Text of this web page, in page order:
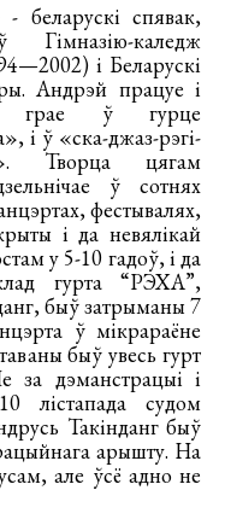
спявак,
каледж
і Беларускі
Андрэй працуе і
і грае ў гурце
і ў «ска-джаз-рэгі-
Творца цягам
ў сотнях
фестывалях,
і да невялікай
у 5-10 гадоў, і да
гурта “РЭХА”,
быў затрыманы 7
ў мікрараёне
быў увесь гурт
за дэманстрацыі і
лістапада судом
Такінданг быў
арышту. На
але ўсё адно не